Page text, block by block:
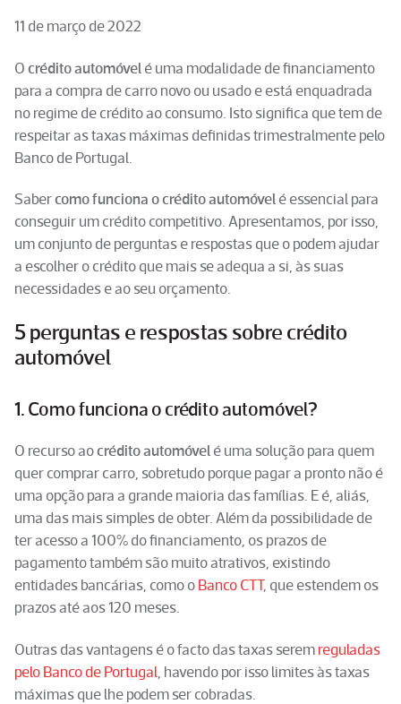
11 de março de 2022
Ocrédito automóvel é uma modalidade de financiamento
para a compra de carro novo ou usado e está enquadrada
no regime de crédito ao consumo. Isto significa que tem de
respeitar as taxas máximas definidas trimestralmente pelo
Banco de Portugal.
Sabercomo funciona o crédito automóvel é essencial para
conseguir um crédito competitivo. Apresentamos, por isso,
um conjunto de perguntas e respostas que o podem ajudar
a escolher o crédito que mais se adequa a si, às suas
necessidades e ao seu orçamento.
5 perguntas e respostas sobre crédito
automóvel
1. Como funciona o crédito automóvel?
O recurso aocrédito automóvel é uma solução para quem
quer comprar carro, sobretudo porque pagar a pronto não é
uma opção para a grande maioria das famílias. E é, aliás,
uma das mais simples de obter. Além da possibilidade de
ter acesso a 100% do financiamento, os prazos de
pagamento também são muito atrativos, existindo
entidades bancárias, como o Banco CTT, que estendem os
prazos até aos 120 meses.
Outras das vantagens é o facto das taxas serem reguladas
pelo Banco de Portugal , havendo por isso limites às taxas
máximas que lhe podem ser cobradas.